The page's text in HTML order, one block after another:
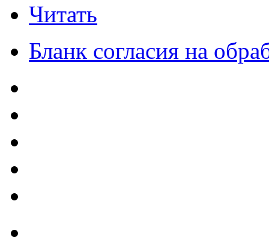
Читать
Бланк согласия на